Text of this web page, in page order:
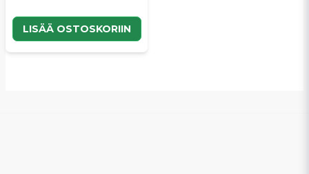
LISÄÄ OSTOSKORIIN